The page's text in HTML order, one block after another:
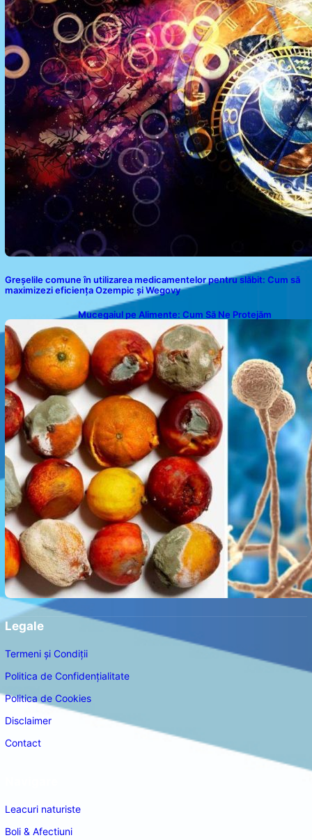
Greșelile comune în utilizarea medicamentelor pentru slăbit: Cum să
maximizezi eficiența Ozempic și Wegovy
Mucegaiul pe Alimente: Cum Să Ne Protejăm
Legale
Termeni și Condiții
Politica de Confidențialitate
Politica de Cookies
Disclaimer
Contact
Leacuri naturiste
Boli & Afectiuni